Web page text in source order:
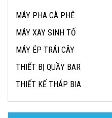
MÁY PHA CÀ PHÊ
MÁY XAY SINH TỐ
MÁY ÉP TRÁI CÂY
THIẾT BỊ QUẦY BAR
THIẾT KẾ THÁP BIA